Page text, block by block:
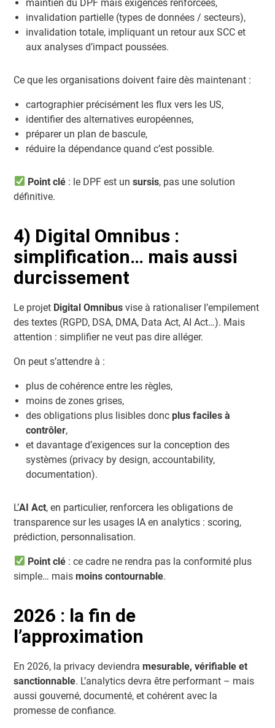
maintien du DPF mais exigences renforcées,
invalidation partielle (types de données / secteurs),
invalidation totale, impliquant un retour aux SCC et
aux analyses d’impact poussées.
Ce que les organisations doivent faire dès maintenant :
cartographier précisément les flux vers les US,
identifier des alternatives européennes,
préparer un plan de bascule,
réduire la dépendance quand c’est possible.
Point clé: le DPF est un sursis, pas une solution
définitive.
4) Digital Omnibus :
simplification… mais aussi
durcissement
Le projet Digital Omnibus vise à rationaliser l’empilement
des textes (RGPD, DSA, DMA, Data Act, AI Act…). Mais
attention : simplifier ne veut pas dire alléger.
On peut s’attendre à :
plus de cohérence entre les règles,
moins de zones grises,
des obligations plus lisibles doncplus faciles à
contrôler,
et davantage d’exigences sur la conception des
systèmes (privacy by design, accountability,
documentation).
L’AI Act, en particulier, renforcera les obligations de
transparence sur les usages IA en analytics : scoring,
prédiction, personnalisation.
Point clé: ce cadre ne rendra pas la conformité plus
simple… maismoins contournable.
2026 : la fin de
l’approximation
En 2026, la privacy deviendramesurable, vérifiable et
sanctionnable. L’analytics devra être performant – mais
aussi gouverné, documenté, et cohérent avec la
promesse de confiance.